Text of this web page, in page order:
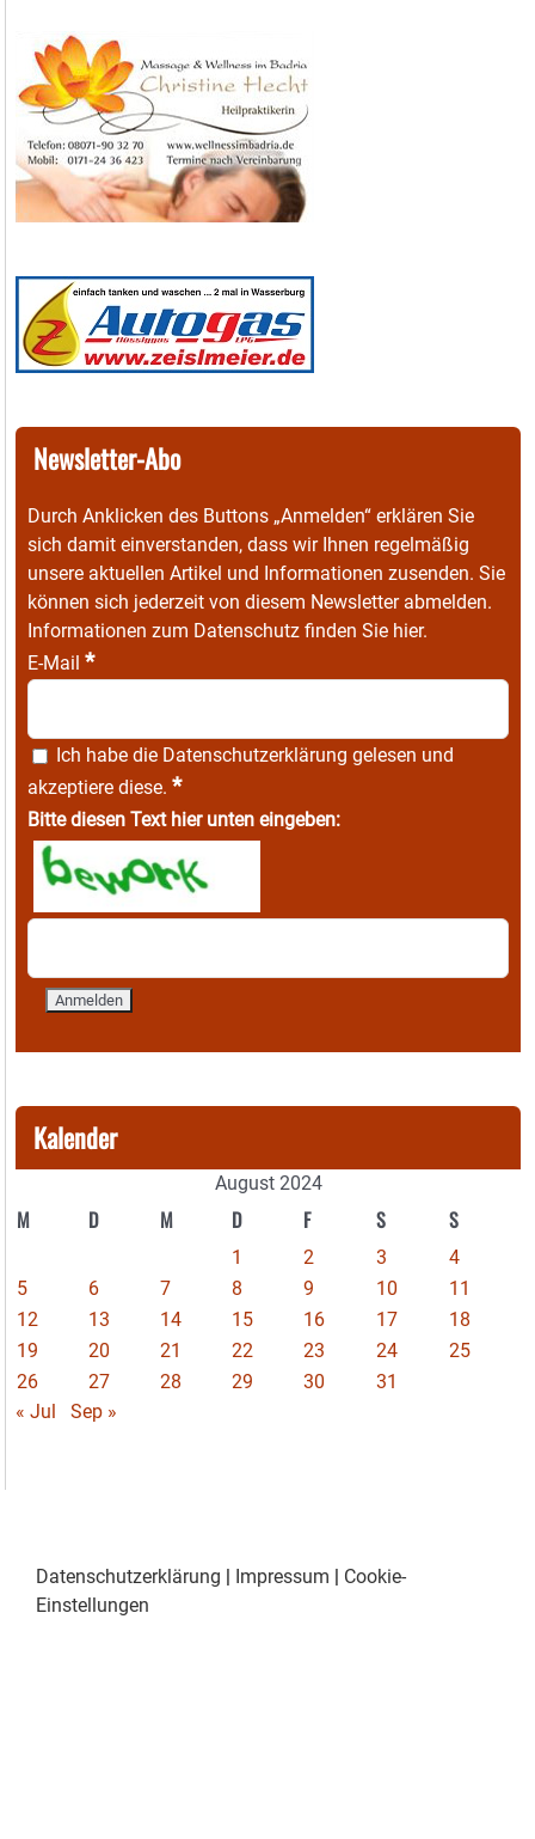
Newsletter-Abo
Durch Anklicken des Buttons „Anmelden“ erklären Sie
sich damit einverstanden, dass wir Ihnen regelmäßig
unsere aktuellen Artikel und Informationen zusenden. Sie
können sich jederzeit von diesem Newsletter abmelden.
Informationen zum Datenschutz finden Sie hier.
E-Mail *
Ich habe die Datenschutzerklärung gelesen und
akzeptiere diese. *
Bitte diesen Text hier unten eingeben:
Kalender
August 2024
M D M D F S S
1 2 3
4
5
6 7 8 9 10
11
12
13 14 15 16 17
18
19
20 21 22 23 24
25
26
27 28 29 30
31
« Jul
Sep »
Datenschutzerklärung | Impressum | Cookie-
Einstellungen